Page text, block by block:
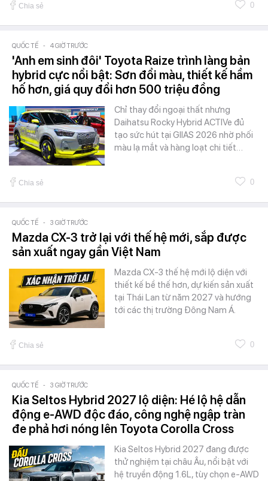
Chia sẻ 0
QUỐC TẾ - 4 GIỜ TRƯỚC
'Anh em sinh đôi' Toyota Raize trình làng bản
hybrid cực nổi bật: Sơn đổi màu, thiết kế hầm
hố hơn, giá quy đổi hơn 500 triệu đồng
Chỉ thay đổi ngoại thất nhưng
Daihatsu Rocky Hybrid ACTIVe đủ
tạo sức hút tại GIIAS 2026 nhờ phối
màu lạ mắt và hàng loạt chi tiết…
Chia sẻ 0
QUỐC TẾ - 3 GIỜ TRƯỚC
Mazda CX-3 trở lại với thế hệ mới, sắp được
sản xuất ngay gần Việt Nam
Mazda CX-3 thế hệ mới lộ diện với
thiết kế bề thế hơn, dự kiến sản xuất
tại Thái Lan từ năm 2027 và hướng
tới các thị trường Đông Nam Á.
Chia sẻ 0
QUỐC TẾ - 3 GIỜ TRƯỚC
Kia Seltos Hybrid 2027 lộ diện: Hé lộ hệ dẫn
động e-AWD độc đáo, công nghệ ngập tràn
đe phả hơi nóng lên Toyota Corolla Cross
Kia Seltos Hybrid 2027 đang được
thử nghiệm tại châu Âu, nổi bật với
hệ truyền động 1.6L, tùy chọn e-AWD